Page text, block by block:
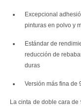
Excepcional
pinturas en polvo y
Estándar de
reducción de
duras
Versión más fina de
La cinta de doble cara de